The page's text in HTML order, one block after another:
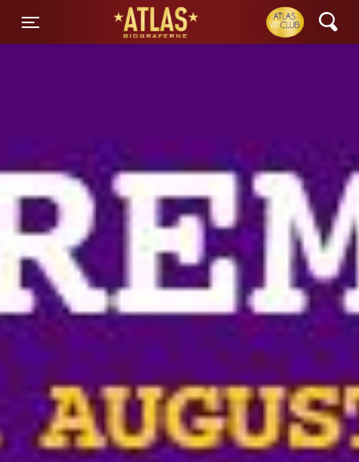
Toggle navigation
ATLAS Biograferne